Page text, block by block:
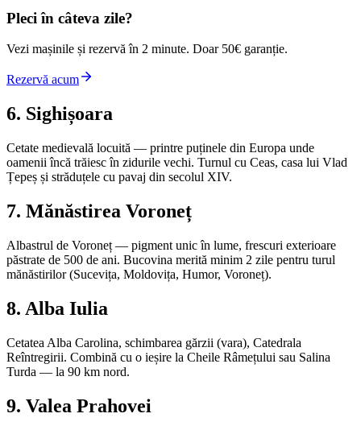
Pleci în câteva zile?
Vezi mașinile și rezervă în 2 minute. Doar 50€ garanție.
Rezervă acum
6. Sighișoara
Cetate medievală locuită — printre puținele din Europa unde
oamenii încă trăiesc în zidurile vechi. Turnul cu Ceas, casa lui Vlad
Țepeș și străduțele cu pavaj din secolul XIV.
7. Mănăstirea Voroneț
Albastrul de Voroneț — pigment unic în lume, frescuri exterioare
păstrate de 500 de ani. Bucovina merită minim 2 zile pentru turul
mănăstirilor (Sucevița, Moldovița, Humor, Voroneț).
8. Alba Iulia
Cetatea Alba Carolina, schimbarea gărzii (vara), Catedrala
Reîntregirii. Combină cu o ieșire la Cheile Râmețului sau Salina
Turda — la 90 km nord.
9. Valea Prahovei